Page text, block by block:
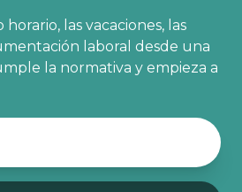
las vacaciones, las
laboral desde una
la normativa y empieza a